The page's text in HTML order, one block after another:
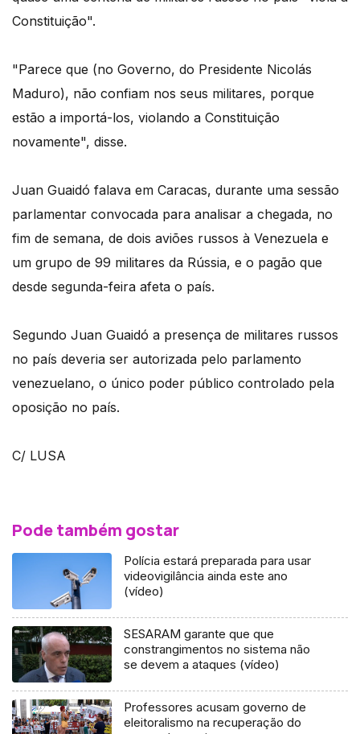
Constituição".
"Parece que (no Governo, do Presidente Nicolás
Maduro), não confiam nos seus militares, porque
estão a importá-los, violando a Constituição
novamente", disse.
Juan Guaidó falava em Caracas, durante uma sessão
parlamentar convocada para analisar a chegada, no
fim de semana, de dois aviões russos à Venezuela e
um grupo de 99 militares da Rússia, e o pagão que
desde segunda-feira afeta o país.
Segundo Juan Guaidó a presença de militares russos
no país deveria ser autorizada pelo parlamento
venezuelano, o único poder público controlado pela
oposição no país.
C/ LUSA
Pode também gostar
Polícia estará preparada para usar
videovigilância ainda este ano
(vídeo)
SESARAM garante que que
constrangimentos no sistema não
se devem a ataques (vídeo)
Professores acusam governo de
eleitoralismo na recuperação do